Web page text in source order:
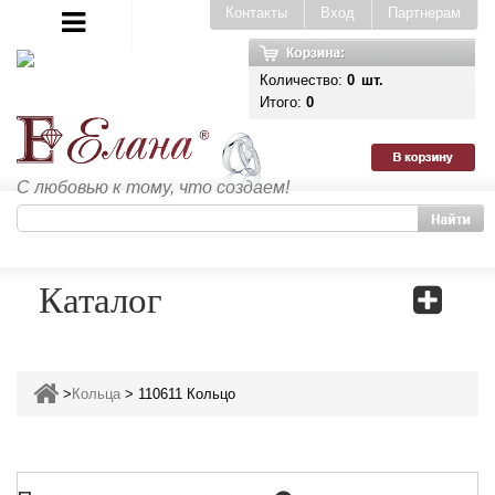
С любовью к тому, что создаем!
Партнерам
Вход
Контакты
Количество: 0 шт.
Итого: 0
Каталог
> Кольца > 110611 Кольцо